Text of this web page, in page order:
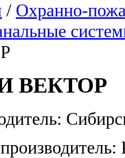
/ Охранно-
ВЕКТОР